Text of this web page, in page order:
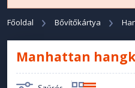
Főoldal Bővítőkártya
Manhattan